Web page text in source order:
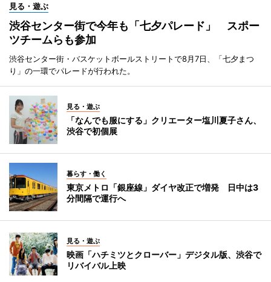
見る・遊ぶ
渋谷センター街で今年も「七夕パレード」 スポー
ツチームらも参加
渋谷センター街・バスケットボールストリートで8月7日、「七夕まつ
り」の一環でパレードが行われた。
見る・遊ぶ
「なんでも服にする」クリエーター塩川夏子さん、
渋谷で初個展
暮らす・働く
東京メトロ「銀座線」ダイヤ改正で増発 日中は3
分間隔で運行へ
見る・遊ぶ
映画「ハチミツとクローバー」デジタル版、渋谷で
リバイバル上映